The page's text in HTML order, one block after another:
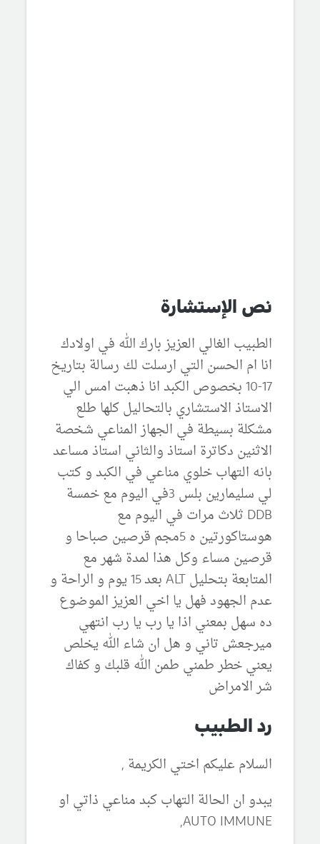
نص الإستشارة
الطبيب الغالي العزيز بارك الله في اولادك
انا ام الحسن التي ارسلت لك رسالة بتاريخ
17-10 بخصوص الكبد انا ذهبت امس الي
الاستاذ الاستشاري بالتحاليل كلها طلع
مشكلة بسيطة في الجهاز المناعي شخصة
الاثنين دكاترة استاذ والثاني استاذ مساعد
بانه التهاب خلوي مناعي في الكبد و كتب
لي سليمارين بلس 3في اليوم مع خمسة
DDB ثلاث مرات في اليوم مع
هوستاكورتين ه 5مجم قرصين صباحا و
قرصين مساء وكل هذا لمدة شهر مع
المتابعة بتحليل ALT بعد 15 يوم و الراحة و
عدم الجهود فهل يا اخي العزيز الموضوع
ده سهل بمعني اذا يا رب يا رب انتهي
ميرجعش تاني و هل ان شاء الله يخلص
يعني خطر طمني طمن الله قلبك و كفاك
شر الامراض
رد الطبيب
السلام عليكم اختي الكريمة ,
يبدو ان الحالة التهاب كبد مناعي ذاتي او
AUTO IMMUNE,